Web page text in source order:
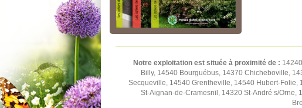
Notre exploitation est située à proximité de :
Billy, 14540 Bourguébus, 14370 Chicheboville,
Secqueville, 14540 Grentheville, 14540 Hubert-
St-Aignan-de-Cramesnil, 14320 St-André s/Orne,